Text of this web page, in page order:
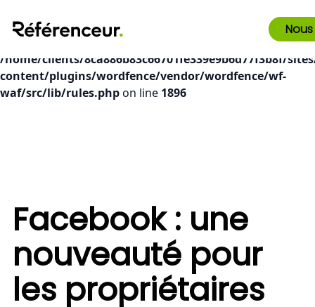
Deprecated: preg_replace(): Passing null to parameter #3
($subject) of type array|string is deprecated in
/home/clients/8ca886b83c66701fe339e9b6d77f3b8f/
content/plugins/wordfence/vendor/wordfence/wf-
waf/src/lib/rules.phpon line 1896
Facebook : une
nouveauté pour
les propriétaires